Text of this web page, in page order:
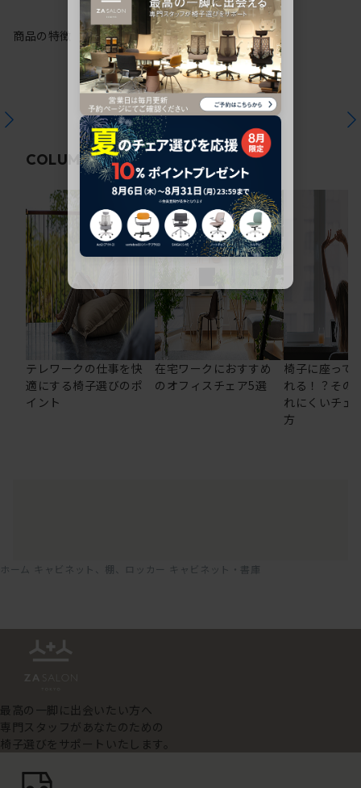
商品の特徴
COLUMN関連コラム
テレワークの仕事を快
適にする椅子選びのポ
イント
在宅ワークにおすすめ
のオフィスチェア5選
椅子に座って
れる！？その
れにくいチェ
方
ホーム キャビネット、棚、ロッカー キャビネット・書庫
最高の一脚に出会いたい方へ
専門スタッフがあなたのための
椅子選びをサポートいたします。